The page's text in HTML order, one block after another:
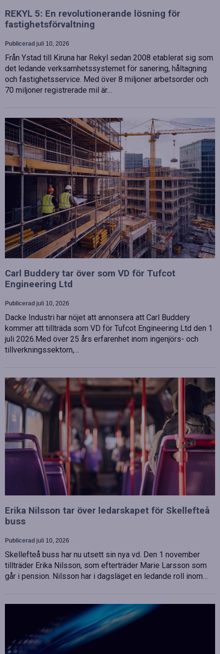
REKYL 5: En revolutionerande lösning för
fastighetsförvaltning
Publicerad juli 10, 2026
Från Ystad till Kiruna har Rekyl sedan 2008 etablerat sig som
det ledande verksamhetssystemet för sanering, håltagning
och fastighetsservice. Med över 8 miljoner arbetsorder och
70 miljoner registrerade mil är…
Carl Buddery tar över som VD för Tufcot
Engineering Ltd
Publicerad juli 10, 2026
Dacke Industri har nöjet att annonsera att Carl Buddery
kommer att tillträda som VD för Tufcot Engineering Ltd den 1
juli 2026.Med över 25 års erfarenhet inom ingenjörs- och
tillverkningssektorn,…
Erika Nilsson tar över ledarskapet för Skellefteå
buss
Publicerad juli 10, 2026
Skellefteå buss har nu utsett sin nya vd. Den 1 november
tillträder Erika Nilsson, som efterträder Marie Larsson som
går i pension. Nilsson har i dagsläget en ledande roll inom…